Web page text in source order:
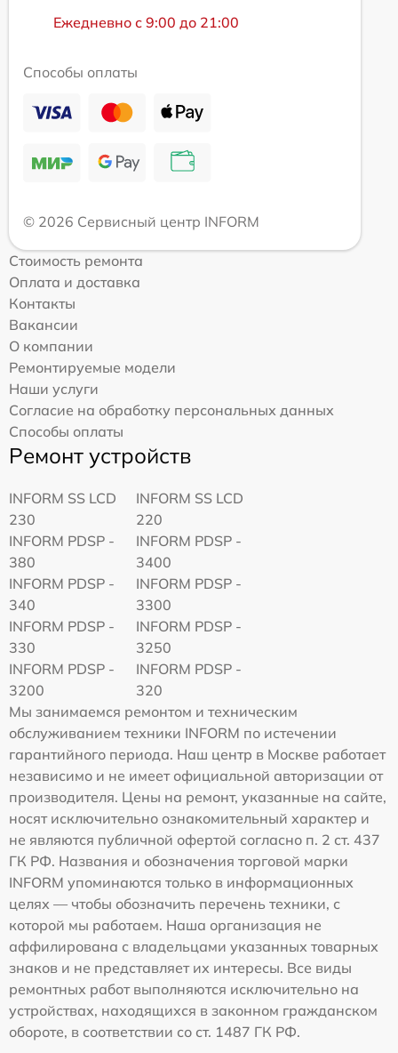
Ежедневно с 9:00 до 21:00
Способы оплаты
© 2026 Сервисный центр INFORM
Стоимость ремонта
Оплата и доставка
Контакты
Вакансии
О компании
Ремонтируемые модели
Наши услуги
Согласие на обработку персональных данных
Способы оплаты
Ремонт устройств
INFORM SS LCD
230
INFORM SS LCD
220
INFORM PDSP -
380
INFORM PDSP -
3400
INFORM PDSP -
340
INFORM PDSP -
3300
INFORM PDSP -
330
INFORM PDSP -
3250
INFORM PDSP -
3200
INFORM PDSP -
320
Мы занимаемся ремонтом и техническим
обслуживанием техники INFORM по истечении
гарантийного периода. Наш центр в Москве работает
независимо и не имеет официальной авторизации от
производителя. Цены на ремонт, указанные на сайте,
носят исключительно ознакомительный характер и
не являются публичной офертой согласно п. 2 ст. 437
ГК РФ. Названия и обозначения торговой марки
INFORM упоминаются только в информационных
целях — чтобы обозначить перечень техники, с
которой мы работаем. Наша организация не
аффилирована с владельцами указанных товарных
знаков и не представляет их интересы. Все виды
ремонтных работ выполняются исключительно на
устройствах, находящихся в законном гражданском
обороте, в соответствии со ст. 1487 ГК РФ.